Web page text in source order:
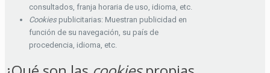
consultados, franja horaria de uso, idioma, etc.
Cookiespublicitarias: Muestran publicidad en
función de su navegación, su país de
procedencia, idioma, etc.